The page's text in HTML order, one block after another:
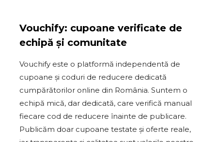
Vouchify: cupoane verificate de
echipă și comunitate
Vouchify este o platformă independentă de
cupoane și coduri de reducere dedicată
cumpărătorilor online din România. Suntem o
echipă mică, dar dedicată, care verifică manual
fiecare cod de reducere înainte de publicare.
Publicăm doar cupoane testate și oferte reale,